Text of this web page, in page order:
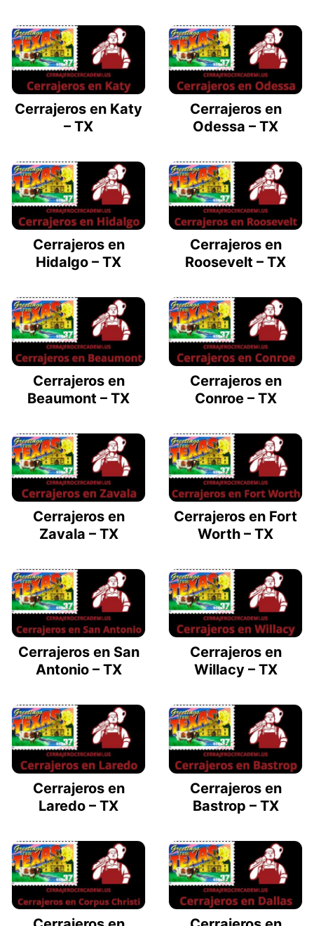
Cerrajeros en Katy
– TX
Cerrajeros en
Odessa – TX
Cerrajeros en
Hidalgo – TX
Cerrajeros en
Roosevelt – TX
Cerrajeros en
Beaumont – TX
Cerrajeros en
Conroe – TX
Cerrajeros en
Zavala – TX
Cerrajeros en Fort
Worth – TX
Cerrajeros en San
Antonio – TX
Cerrajeros en
Willacy – TX
Cerrajeros en
Laredo – TX
Cerrajeros en
Bastrop – TX